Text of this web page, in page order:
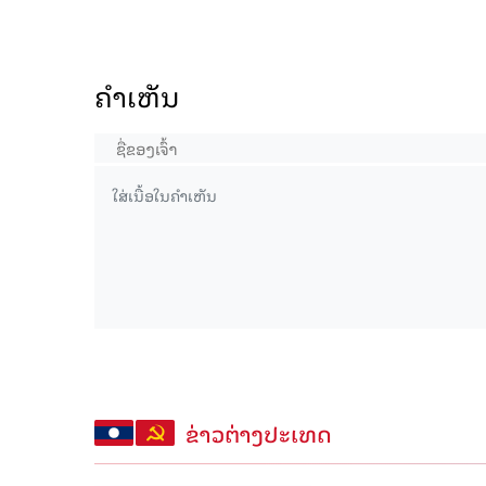
ຄໍາເຫັນ
ຂ່າວຕ່າງປະເທດ